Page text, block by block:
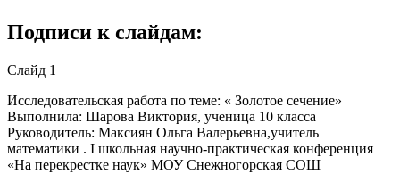
Подписи к слайдам:
Слайд 1
Исследовательская работа по теме: « Золотое сечение»
Выполнила: Шарова Виктория, ученица 10 класса
Руководитель: Максиян Ольга Валерьевна,учитель
математики . I школьная научно-практическая конференция
«На перекрестке наук» МОУ Снежногорская СОШ